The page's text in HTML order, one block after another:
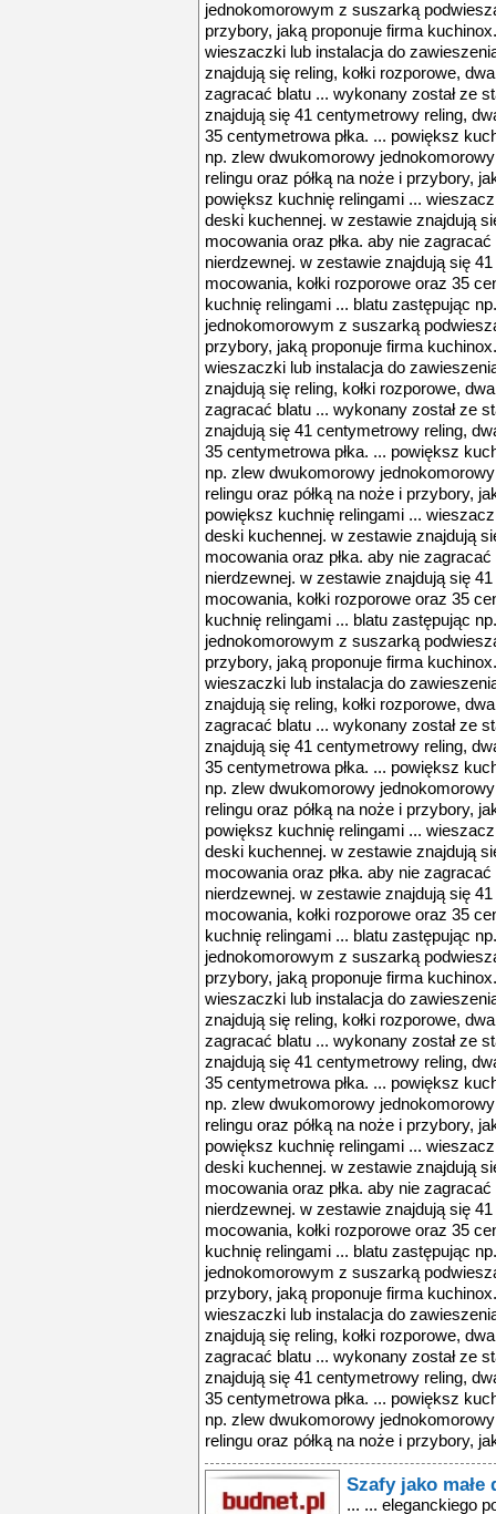
jednokomorowym z suszarką
przybory, jaką proponuje firma
wieszaczki lub instalacja do
znajdują się reling, kołki rozporowe,
zagracać blatu ... wykonany został ze
znajdują się 41 centymetrowy reling,
35 centymetrowa płka. ... powiększ
np. zlew dwukomorowy
relingu oraz półką na noże i przybory,
powiększ kuchnię relingami ...
deski kuchennej. w zestawie znajdują
mocowania oraz płka. aby nie
nierdzewnej. w zestawie znajdują się
mocowania, kołki rozporowe oraz 35
kuchnię relingami ... blatu zastępując
jednokomorowym z suszarką
przybory, jaką proponuje firma
wieszaczki lub instalacja do
znajdują się reling, kołki rozporowe,
zagracać blatu ... wykonany został ze
znajdują się 41 centymetrowy reling,
35 centymetrowa płka. ... powiększ
np. zlew dwukomorowy
relingu oraz półką na noże i przybory,
powiększ kuchnię relingami ...
deski kuchennej. w zestawie znajdują
mocowania oraz płka. aby nie
nierdzewnej. w zestawie znajdują się
mocowania, kołki rozporowe oraz 35
kuchnię relingami ... blatu zastępując
jednokomorowym z suszarką
przybory, jaką proponuje firma
wieszaczki lub instalacja do
znajdują się reling, kołki rozporowe,
zagracać blatu ... wykonany został ze
znajdują się 41 centymetrowy reling,
35 centymetrowa płka. ... powiększ
np. zlew dwukomorowy
relingu oraz półką na noże i przybory,
powiększ kuchnię relingami ...
deski kuchennej. w zestawie znajdują
mocowania oraz płka. aby nie
nierdzewnej. w zestawie znajdują się
mocowania, kołki rozporowe oraz 35
kuchnię relingami ... blatu zastępując
jednokomorowym z suszarką
przybory, jaką proponuje firma
wieszaczki lub instalacja do
znajdują się reling, kołki rozporowe,
zagracać blatu ... wykonany został ze
znajdują się 41 centymetrowy reling,
35 centymetrowa płka. ... powiększ
np. zlew dwukomorowy
relingu oraz półką na noże i przybory,
powiększ kuchnię relingami ...
deski kuchennej. w zestawie znajdują
mocowania oraz płka. aby nie
nierdzewnej. w zestawie znajdują się
mocowania, kołki rozporowe oraz 35
kuchnię relingami ... blatu zastępując
jednokomorowym z suszarką
przybory, jaką proponuje firma
wieszaczki lub instalacja do
znajdują się reling, kołki rozporowe,
zagracać blatu ... wykonany został ze
znajdują się 41 centymetrowy reling,
35 centymetrowa płka. ... powiększ
np. zlew dwukomorowy
relingu oraz półką na noże i przybory,
Szafy jako małe
... ... eleganckiego